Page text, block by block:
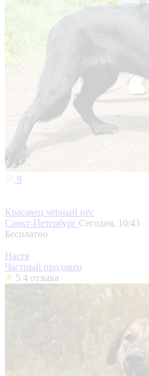
9
Красавец чёрный пёс
Санкт-Петербург Сегодня, 10:43
Бесплатно
Настя
Частный продавец
5 4 отзыва